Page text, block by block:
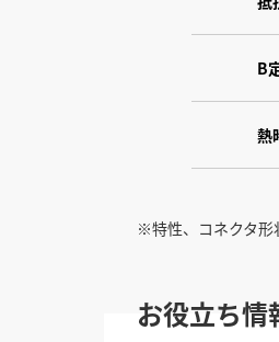
B
熱
※特性、コネクタ形
お役立ち情